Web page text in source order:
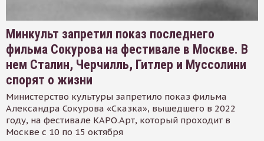
Минкульт запретил показ последнего
фильма Сокурова на фестивале в Москве. В
нем Сталин, Черчилль, Гитлер и Муссолини
спорят о жизни
Министерство культуры запретило показ фильма
Александра Сокурова «Сказка», вышедшего в 2022
году, на фестивале КАРО.Арт, который проходит в
Москве с 10 по 15 октября